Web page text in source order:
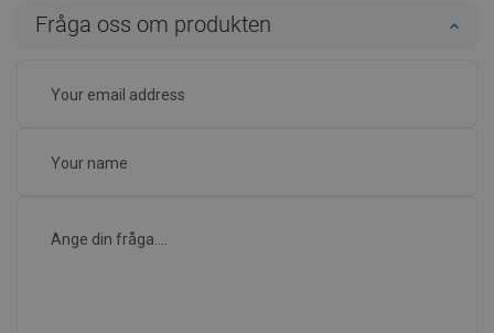
Fråga oss om produkten